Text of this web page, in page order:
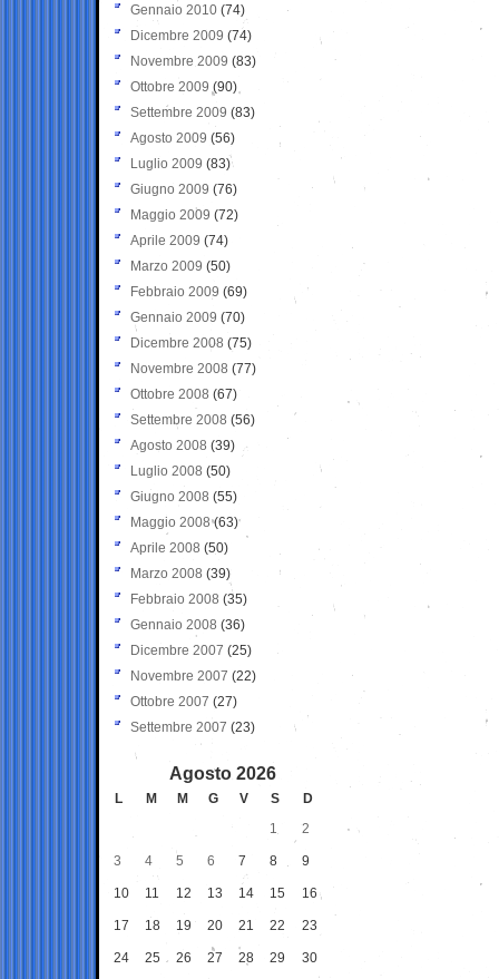
Gennaio 2010 (74)
Dicembre 2009 (74)
Novembre 2009 (83)
Ottobre 2009 (90)
Settembre 2009 (83)
Agosto 2009 (56)
Luglio 2009 (83)
Giugno 2009 (76)
Maggio 2009 (72)
Aprile 2009 (74)
Marzo 2009 (50)
Febbraio 2009 (69)
Gennaio 2009 (70)
Dicembre 2008 (75)
Novembre 2008 (77)
Ottobre 2008 (67)
Settembre 2008 (56)
Agosto 2008 (39)
Luglio 2008 (50)
Giugno 2008 (55)
Maggio 2008(63)
Aprile 2008 (50)
Marzo 2008 (39)
Febbraio 2008 (35)
Gennaio 2008 (36)
Dicembre 2007 (25)
Novembre 2007 (22)
Ottobre 2007 (27)
Settembre 2007 (23)
Agosto 2026
L M M G V S
D
1
2
3 4 5 6 7 8 9
10 11 12 13 14 15 16
17 18 19 20 21 22 23
24 25 26 27 28 29 30